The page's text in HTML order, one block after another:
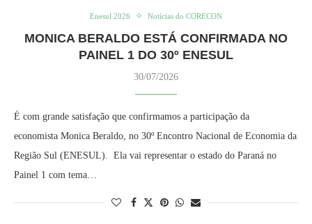
Enesul 2026 Notícias do CORECON
MONICA BERALDO ESTÁ CONFIRMADA NO
PAINEL 1 DO 30º ENESUL
30/07/2026
É com grande satisfação que confirmamos a participação da
economista Monica Beraldo, no 30º Encontro Nacional de Economia da
Região Sul (ENESUL). Ela vai representar o estado do Paraná no
Painel 1 com tema…